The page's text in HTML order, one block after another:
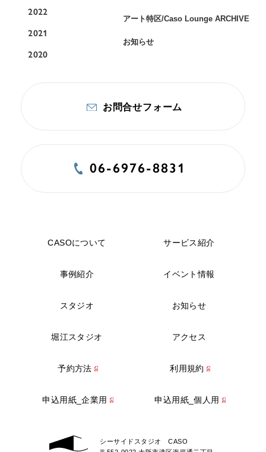
2022
2021
2020
アート特区/Caso Lounge ARCHIVE
お知らせ
お問合せフォーム
06-6976-8831
シーサイドスタジオ CASO
CASOについて サービス紹介
事例紹介 イベント情報
スタジオ お知らせ
堀江スタジオ アクセス
予約方法 利用規約
申込用紙_企業用 申込用紙_個人用